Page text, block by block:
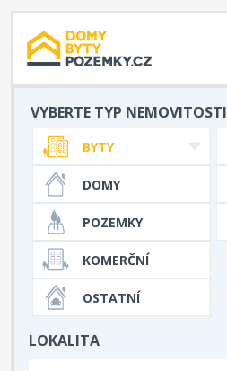
VYBERTE TYP NEMOVITOSTI
BYTY
DOMY
POZEMKY
KOMERČNÍ
OSTATNÍ
LOKALITA